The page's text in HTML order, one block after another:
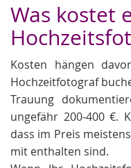
Was kostet
Kosten hängen
Hochzeitfotograf
Trauung
ungefähr 200-400 €.
dass im Preis
mit enthalten sind.